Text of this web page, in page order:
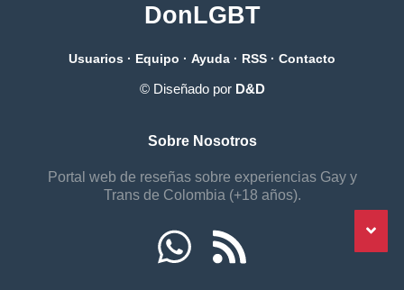
DonLGBT
Usuarios · Equipo · Ayuda · RSS · Contacto
© Diseñado por D&D
Sobre Nosotros
Portal web de reseñas sobre experiencias Gay y
Trans de Colombia (+18 años).